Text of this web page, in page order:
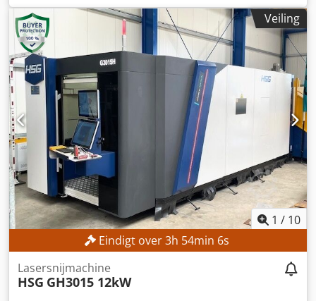
keeltdiepte:100 mm, TECHNISCHE GEGEVENS Breedte van
het plaatstaal: 3.050 mm Dikte van het plaatstaal: 30,0 mm
Oversteek van de standaard: 100 mm Snijhoek: 1,5° - 3,5°
Instelsnelheid: max. 200 mm/s MACHINEGEGEVENS
Codpszlg Sbjfx Ah Soha Afmetingen en gewicht
Afmetingen: 4.700 x 3.535 x 2.980 mm Gewicht: 36.000 kg
Veiling
1 / 10
Eindigt over3h 54min 3s
Lasersnijmachine
HSG GH3015 12kW